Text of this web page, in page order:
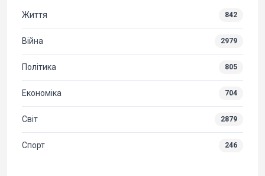
Життя 842
Війна 2979
Політика 805
Економіка 704
Світ 2879
Спорт 246